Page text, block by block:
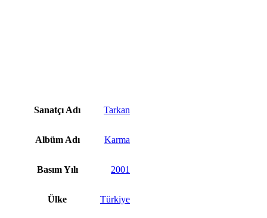
Sanatçı Adı Tarkan
Albüm Adı Karma
Basım Yılı 2001
Ülke Türkiye